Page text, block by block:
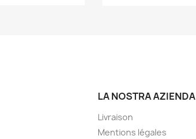
LA NOSTRA AZIENDA
Livraison
Mentions légales